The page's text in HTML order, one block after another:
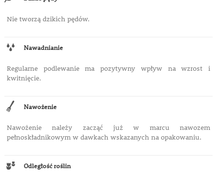
Nie tworzą dzikich pędów.
Nawadnianie
Regularne podlewanie ma pozytywny wpływ nawzrost i
kwitnięcie.
Nawożenie
Nawożenie należy zacząć już w marcu nawozem
pełnoskładnikowym w dawkach wskazanych na opakowaniu.
Odległość roślin